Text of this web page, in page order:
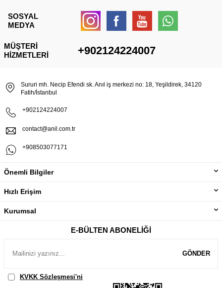
SOSYAL
MEDYA
MÜŞTERI
HIZMETLERI
+902124224007
Sururi mh. Necip Efendi sk. Anıl iş merkezi no: 18, Yeşildirek, 34120
Fatih/İstanbul
+902124224007
contact@anil.com.tr
+908503077171
Önemli Bilgiler
Hızlı Erişim
Kurumsal
E-BÜLTEN ABONELIĞI
GÖNDER
KVKK Sözleşmesi'ni